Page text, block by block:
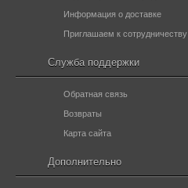
Информация о доставке
Приглашаем к сотрудничеству
Служба поддержки
Обратная связь
Возвраты
Карта сайта
Дополнительно